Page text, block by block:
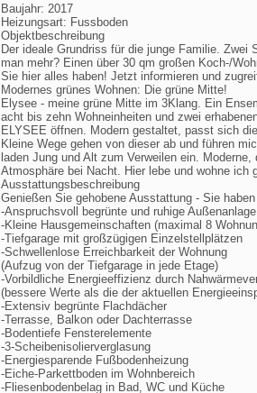
Baujahr: 2017
Heizungsart: Fussboden
Objektbeschreibung
Der ideale Grundriss für die junge Familie.
man mehr? Einen über 30 qm großen Koch-/
Sie hier alles haben! Jetzt informieren und
Modernes grünes Wohnen: Die grüne Mitte!
Elysee - meine grüne Mitte im 3Klang. Ein
acht bis zehn Wohneinheiten und zwei
ELYSEE öffnen. Modern gestaltet, passt sich
Kleine Wege gehen von dieser ab und führen
laden Jung und Alt zum Verweilen ein.
Atmosphäre bei Nacht. Hier lebe und wohne ich
Ausstattungsbeschreibung
Genießen Sie gehobene Ausstattung - Sie haben
-Anspruchsvoll begrünte und ruhige Außenanlage
-Kleine Hausgemeinschaften (maximal 8
-Tiefgarage mit großzügigen Einzelstellplätzen
-Schwellenlose Erreichbarkeit der Wohnung
(Aufzug von der Tiefgarage in jede Etage)
-Vorbildliche Energieeffizienz durch
(bessere Werte als die der aktuellen
-Extensiv begrünte Flachdächer
-Terrasse, Balkon oder Dachterrasse
-Bodentiefe Fensterelemente
-3-Scheibenisolierverglasung
-Energiesparende Fußbodenheizung
-Eiche-Parkettboden im Wohnbereich
-Fliesenbodenbelag in Bad, WC und Küche